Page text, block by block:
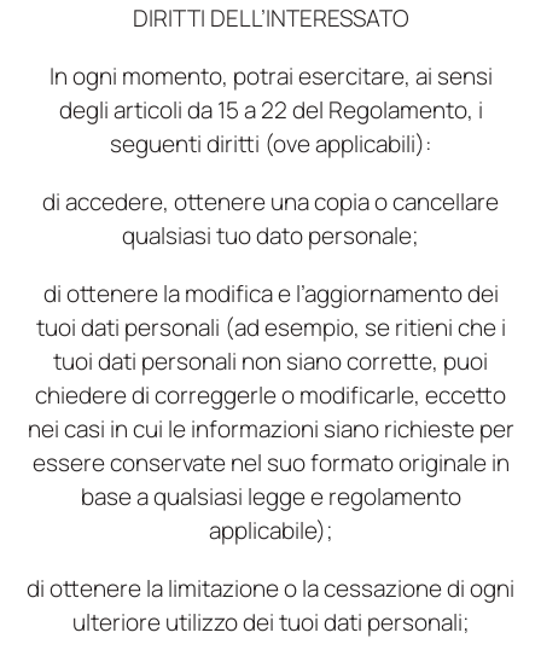
DIRITTI DELL’INTERESSATO
In ogni momento, potrai esercitare, ai sensi
degli articoli da 15 a 22 del Regolamento, i
seguenti diritti (ove applicabili):
di accedere, ottenere una copia o cancellare
qualsiasi tuo dato personale;
di ottenere la modifica e l’aggiornamento dei
tuoi dati personali (ad esempio, se ritieni che i
tuoi dati personali non siano corrette, puoi
chiedere di correggerle o modificarle, eccetto
nei casi in cui le informazioni siano richieste per
essere conservate nel suo formato originale in
base a qualsiasi legge e regolamento
applicabile);
di ottenere la limitazione o la cessazione di ogni
ulteriore utilizzo dei tuoi dati personali;